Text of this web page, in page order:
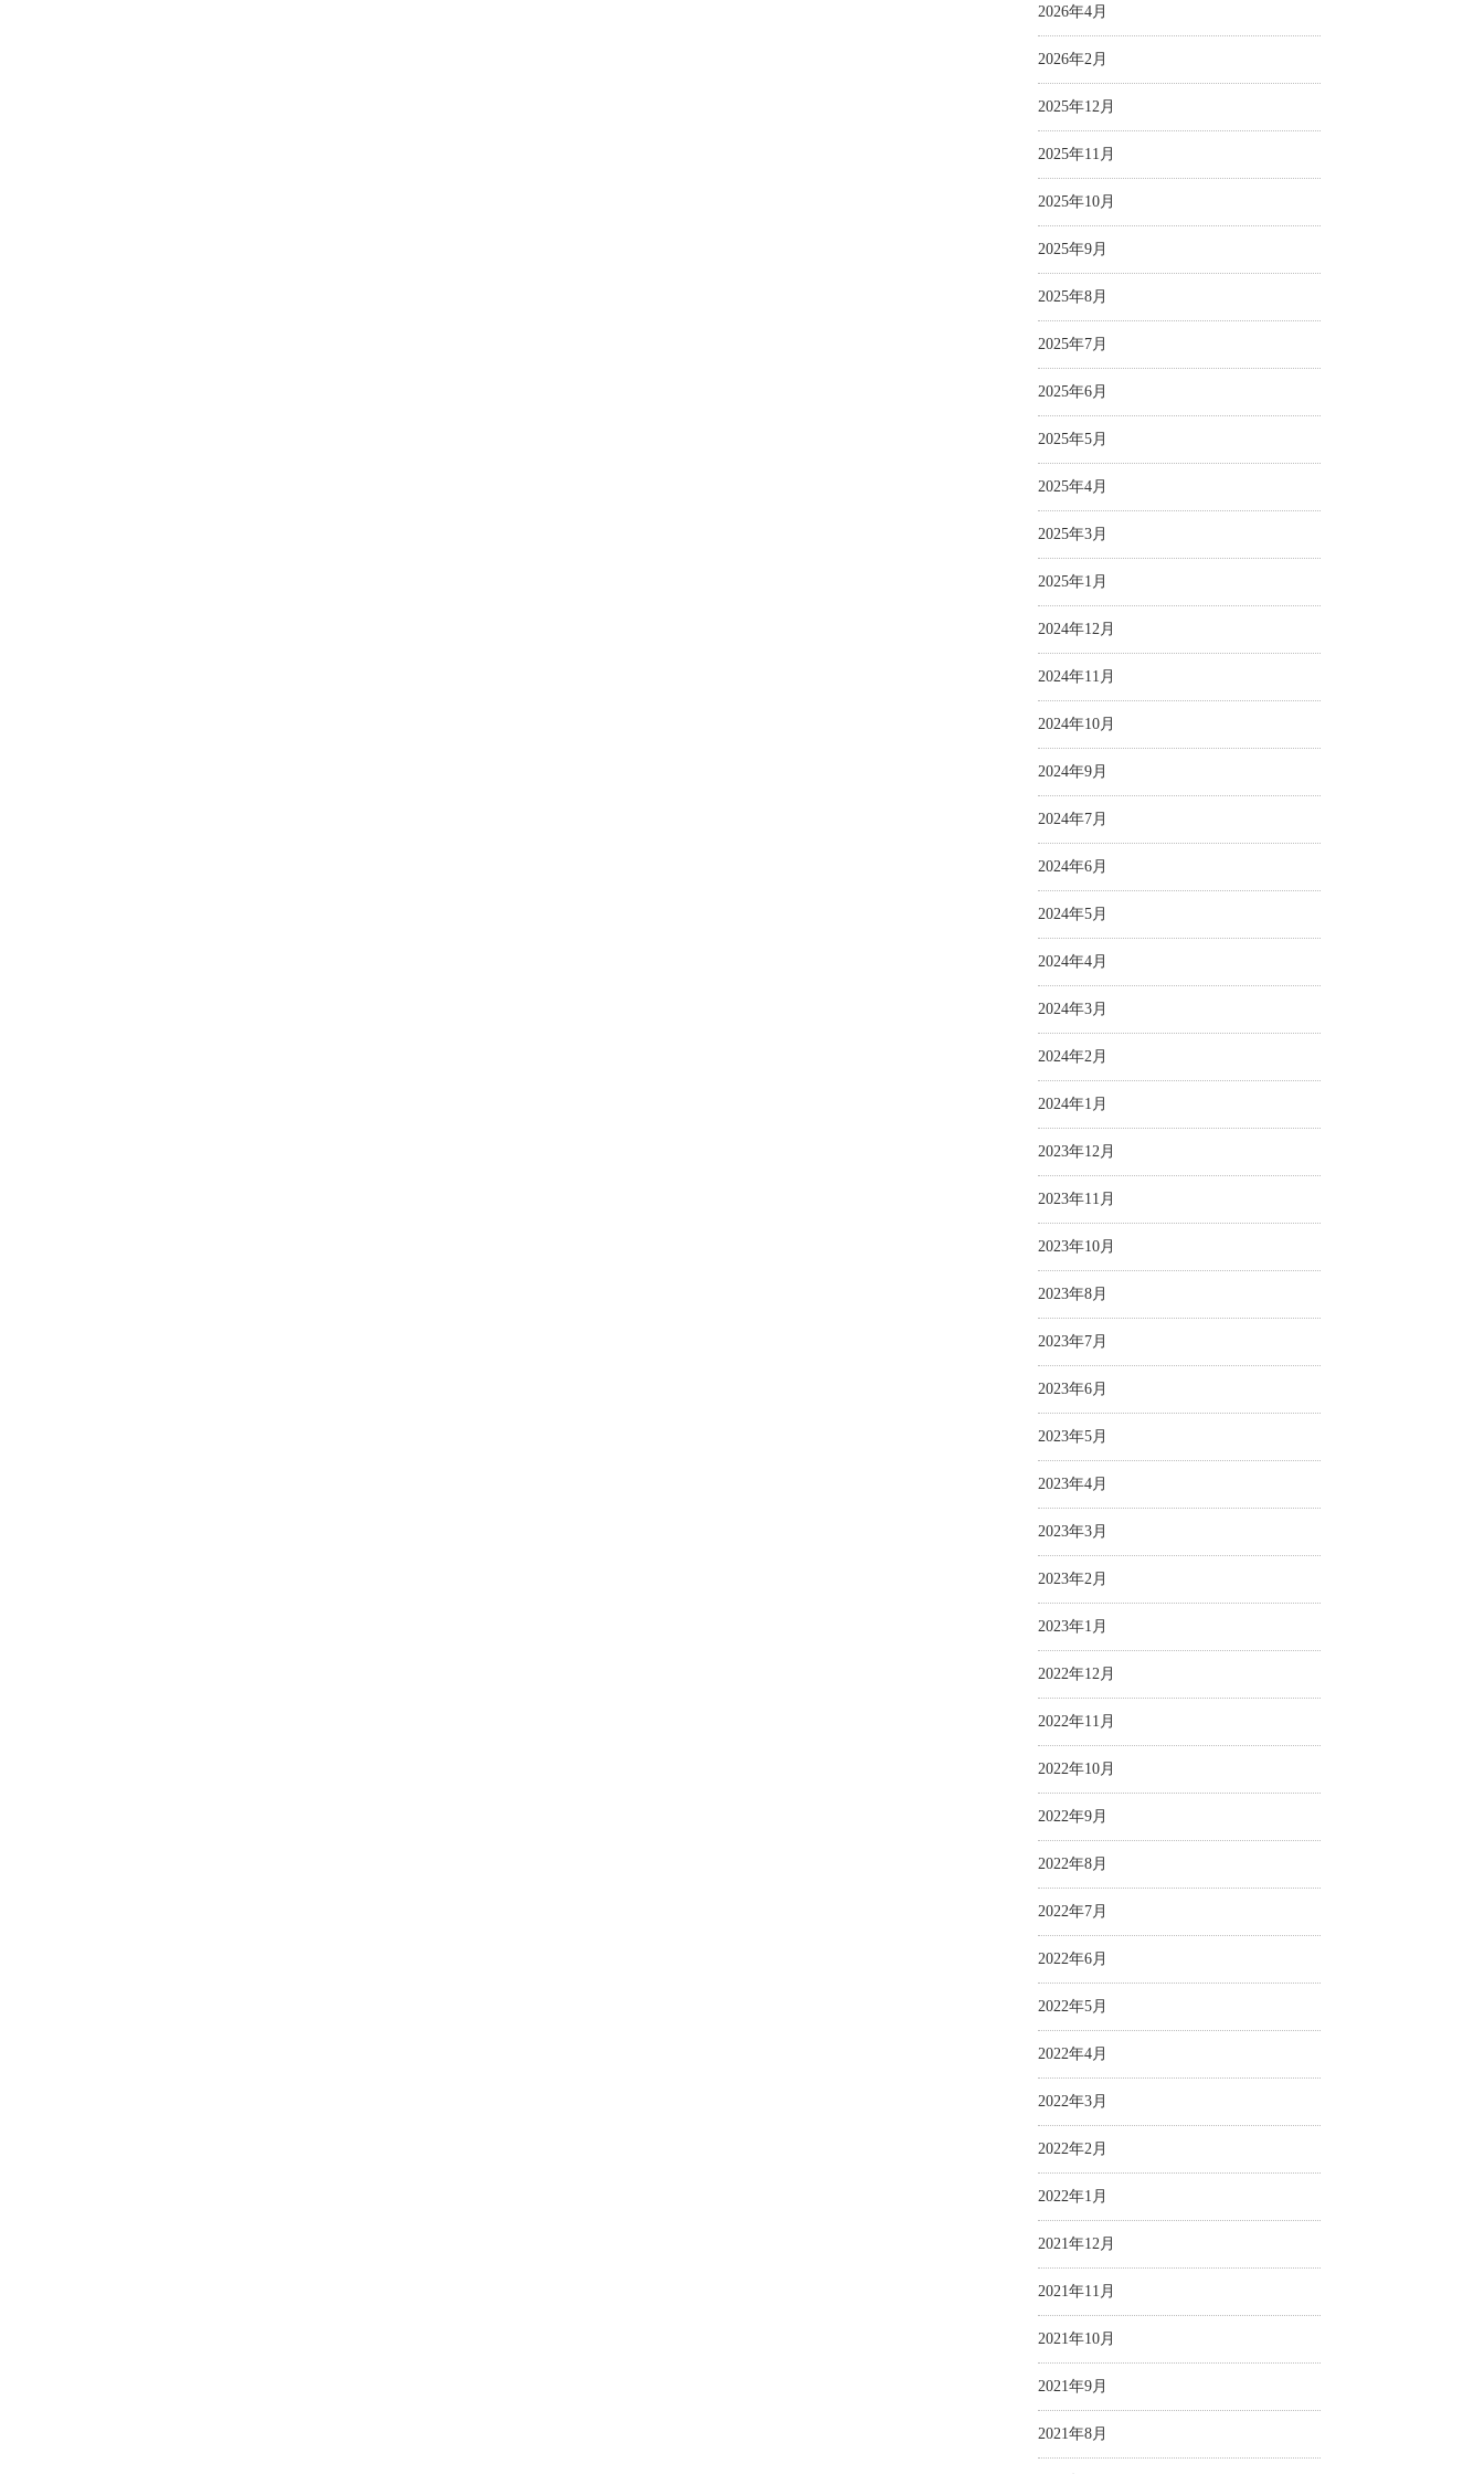
2026年4月
2026年2月
2025年12月
2025年11月
2025年10月
2025年9月
2025年8月
2025年7月
2025年6月
2025年5月
2025年4月
2025年3月
2025年1月
2024年12月
2024年11月
2024年10月
2024年9月
2024年7月
2024年6月
2024年5月
2024年4月
2024年3月
2024年2月
2024年1月
2023年12月
2023年11月
2023年10月
2023年8月
2023年7月
2023年6月
2023年5月
2023年4月
2023年3月
2023年2月
2023年1月
2022年12月
2022年11月
2022年10月
2022年9月
2022年8月
2022年7月
2022年6月
2022年5月
2022年4月
2022年3月
2022年2月
2022年1月
2021年12月
2021年11月
2021年10月
2021年9月
2021年8月